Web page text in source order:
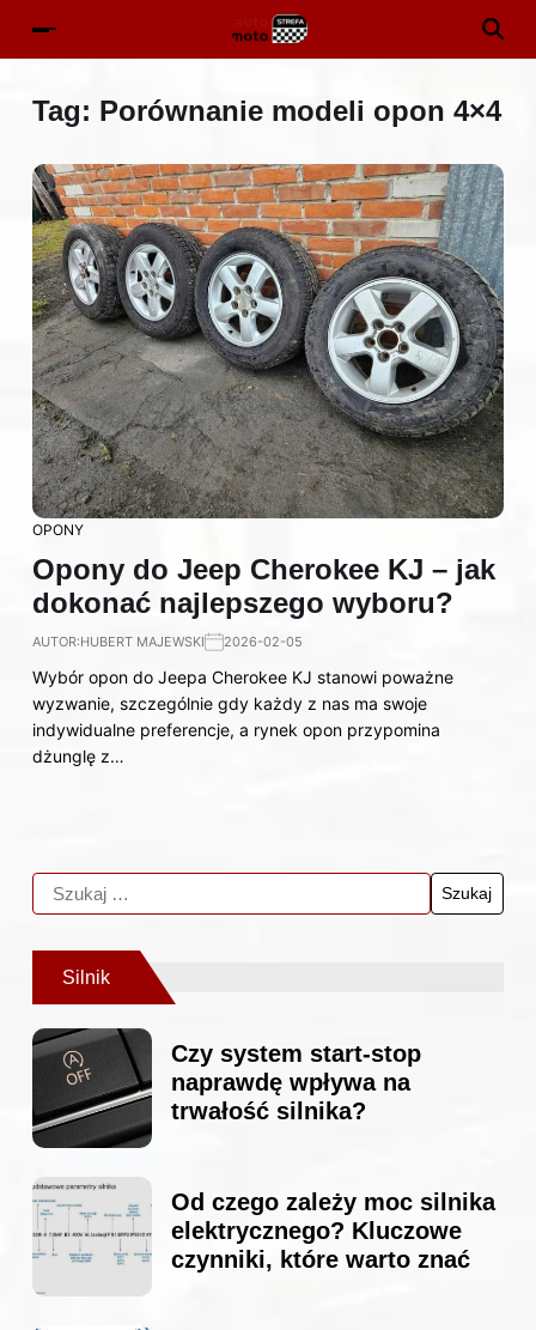
Tag: Porównanie modeli opon 4×4
OPONY
Opony do Jeep Cherokee KJ – jak
dokonać najlepszego wyboru?
AUTOR:HUBERT MAJEWSKI 2026-02-05
Wybór opon do Jeepa Cherokee KJ stanowi poważne
wyzwanie, szczególnie gdy każdy z nas ma swoje
indywidualne preferencje, a rynek opon przypomina
dżunglę z…
Silnik
Czy system start-stop
naprawdę wpływa na
trwałość silnika?
Od czego zależy moc silnika
elektrycznego? Kluczowe
czynniki, które warto znać